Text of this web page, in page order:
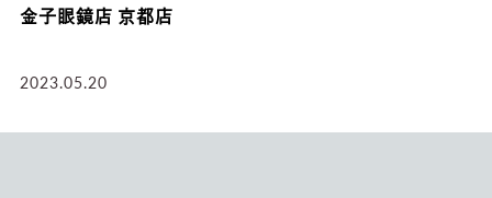
金子眼鏡店 京都店
2023.05.20